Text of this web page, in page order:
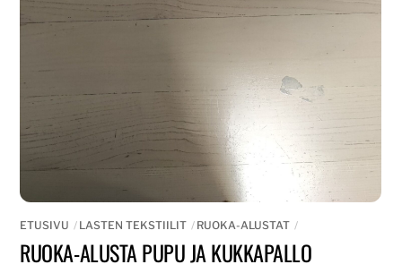
ETUSIVU LASTEN TEKSTIILIT RUOKA-ALUSTAT
RUOKA-ALUSTA PUPU JA KUKKAPALLO